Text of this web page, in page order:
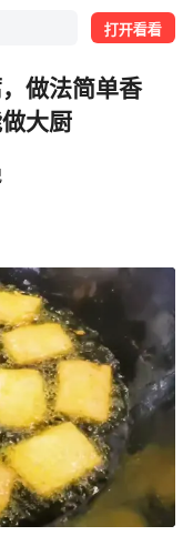
打开看看
做法简单香
大厨